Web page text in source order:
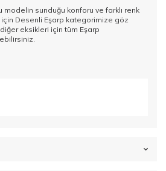
modelin sunduğu konforu ve farklı renk
Desenli Eşarp kategorimize göz
eksikleri için tüm Eşarp